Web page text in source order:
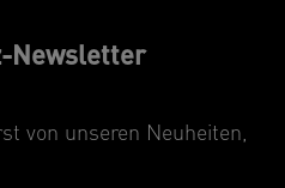
Newsletter
von unseren Neuheiten,